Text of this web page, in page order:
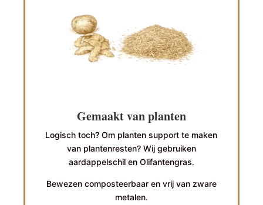
Gemaakt van planten
Logisch toch? Om planten support te maken
van plantenresten? Wij gebruiken
aardappelschil en Olifantengras.
Bewezen composteerbaar en vrij van zware
metalen.